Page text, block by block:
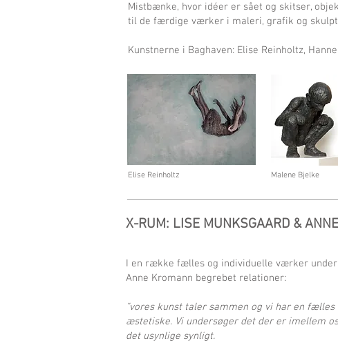
Mistbænke, hvor idéer er sået og skitser,
til de færdige værker i maleri, grafik og
Kunstnerne i Baghaven: Elise Reinholtz,
Elise Reinholtz Malene Bjelke
X-RUM: LISE MUNKSGAARD &
I en række fælles og individuelle værker
Anne Kromann begrebet relationer:
”vores kunst taler sammen og vi har en
æstetiske. Vi undersøger det der er imellem
det usynlige synligt.